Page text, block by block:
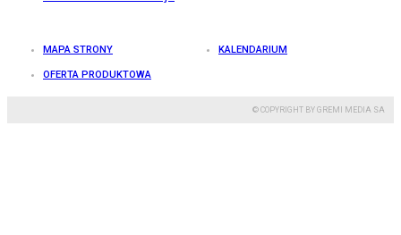
MAPA STRONY KALENDARIUM
OFERTA PRODUKTOWA
© COPYRIGHT BY GREMI MEDIA SA